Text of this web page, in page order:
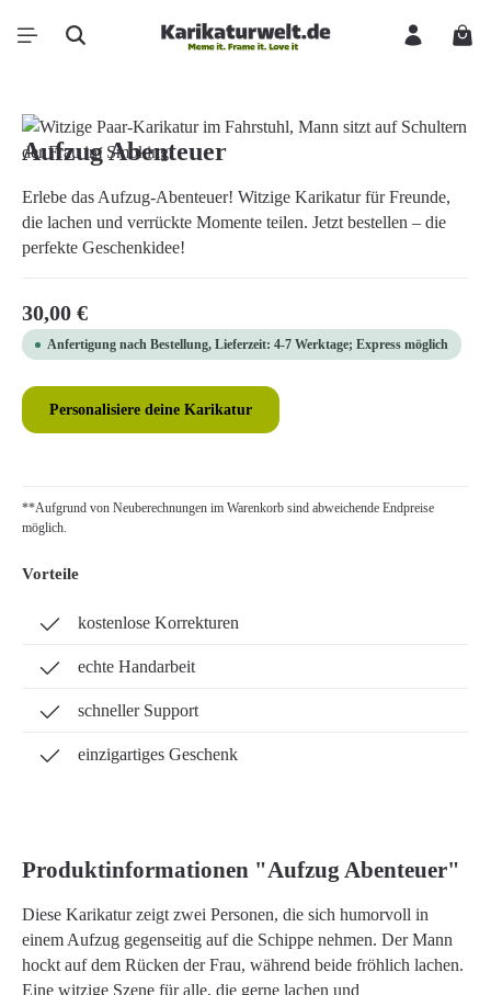
Zum Hauptinhalt springen
Bildergalerie überspringen
Aufzug Abenteuer
Erlebe das Aufzug-Abenteuer! Witzige Karikatur für Freunde,
die lachen und verrückte Momente teilen. Jetzt bestellen – die
perfekte Geschenkidee!
Regulärer Preis:
30,00 €
Anfertigung nach Bestellung, Lieferzeit: 4-7 Werktage; Express möglich
Personalisiere deine Karikatur
**Aufgrund von Neuberechnungen im Warenkorb sind abweichende Endpreise
möglich.
Vorteile
kostenlose Korrekturen
echte Handarbeit
schneller Support
einzigartiges Geschenk
Produktinformationen "Aufzug Abenteuer"
Diese Karikatur zeigt zwei Personen, die sich humorvoll in
einem Aufzug gegenseitig auf die Schippe nehmen. Der Mann
hockt auf dem Rücken der Frau, während beide fröhlich lachen.
Eine witzige Szene für alle, die gerne lachen und